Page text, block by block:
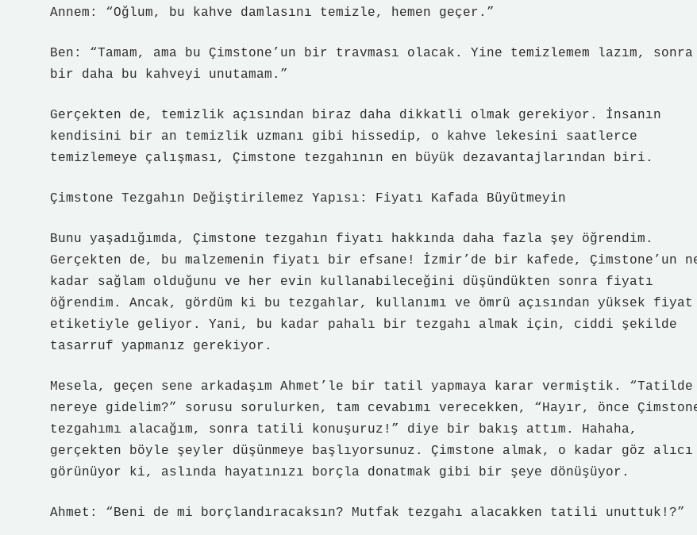
Annem: “Oğlum, bu kahve damlasını temizle, hemen geçer.”
Ben: “Tamam, ama bu Çimstone’un bir travması olacak. Yine temizlemem lazım, sonra
bir daha bu kahveyi unutamam.”
Gerçekten de, temizlik açısından biraz daha dikkatli olmak gerekiyor. İnsanın
kendisini bir an temizlik uzmanı gibi hissedip, o kahve lekesini saatlerce
temizlemeye çalışması, Çimstone tezgahının en büyük dezavantajlarından biri.
Çimstone Tezgahın Değiştirilemez Yapısı: Fiyatı Kafada Büyütmeyin
Bunu yaşadığımda, Çimstone tezgahın fiyatı hakkında daha fazla şey öğrendim.
Gerçekten de, bu malzemenin fiyatı bir efsane! İzmir’de bir kafede, Çimstone’un
kadar sağlam olduğunu ve her evin kullanabileceğini düşündükten sonra fiyatı
öğrendim. Ancak, gördüm ki bu tezgahlar, kullanımı ve ömrü açısından yüksek fiyat
etiketiyle geliyor. Yani, bu kadar pahalı bir tezgahı almak için, ciddi şekilde
tasarruf yapmanız gerekiyor.
Mesela, geçen sene arkadaşım Ahmet’le bir tatil yapmaya karar vermiştik. “Tatilde
nereye gidelim?” sorusu sorulurken, tam cevabımı verecekken, “Hayır, önce
tezgahımı alacağım, sonra tatili konuşuruz!” diye bir bakış attım. Hahaha,
gerçekten böyle şeyler düşünmeye başlıyorsunuz. Çimstone almak, o kadar göz alıcı
görünüyor ki, aslında hayatınızı borçla donatmak gibi bir şeye dönüşüyor.
Ahmet: “Beni de mi borçlandıracaksın? Mutfak tezgahı alacakken tatili unuttuk!?”